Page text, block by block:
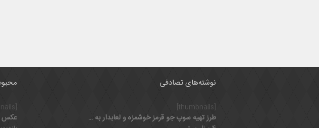
نوشته‌های تصادفی
[thumbnails]
طرز تهیه سوپ جو قرمز خوشمزه و لعابدار به روش رستورانی
[thumbnails]
عکس